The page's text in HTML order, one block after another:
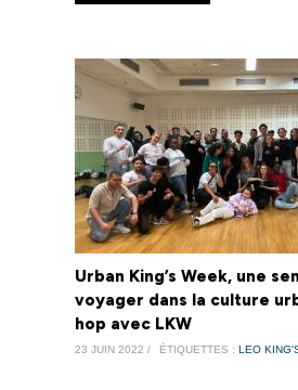
Urban King’s Week, une
voyager dans la culture
hop avec LKW
23 JUIN 2022 / ÉTIQUETTES : LEO